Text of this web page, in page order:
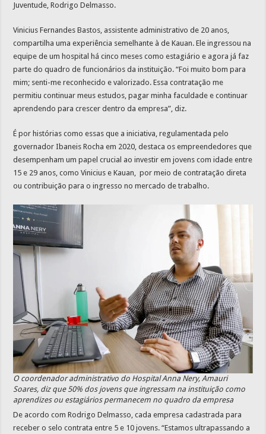
Juventude, Rodrigo Delmasso.
Vinicius Fernandes Bastos, assistente administrativo de 20 anos,
compartilha uma experiência semelhante à de Kauan. Ele ingressou na
equipe de um hospital há cinco meses como estagiário e agora já faz
parte do quadro de funcionários da instituição. “Foi muito bom para
mim; senti-me reconhecido e valorizado. Essa contratação me
permitiu continuar meus estudos, pagar minha faculdade e continuar
aprendendo para crescer dentro da empresa”, diz.
É por histórias como essas que a iniciativa, regulamentada pelo
governador Ibaneis Rocha em 2020, destaca os empreendedores que
desempenham um papel crucial ao investir em jovens com idade entre
15 e 29 anos, como Vinicius e Kauan, por meio de contratação direta
ou contribuição para o ingresso no mercado de trabalho.
O coordenador administrativo do Hospital Anna Nery, Amauri
Soares, diz que 50% dos jovens que ingressam na instituição como
aprendizes ou estagiários permanecem no quadro da empresa
De acordo com Rodrigo Delmasso, cada empresa cadastrada para
receber o selo contrata entre 5 e 10 jovens. “Estamos ultrapassando a